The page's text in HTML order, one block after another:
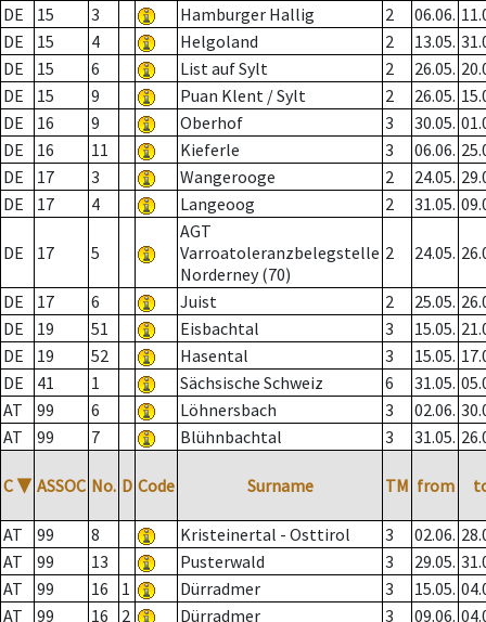
DE
15 3 Hamburger Hallig 2 06.06.
DE
15 4 Helgoland 2 13.05.
DE
15 6 List auf Sylt 2 26.05.
DE
15 9 Puan Klent / Sylt 2 26.05.
DE
16 9 Oberhof 3 30.05.
DE
16 11 Kieferle 3 06.06.
DE
17 3 Wangerooge 2 24.05.
DE
17 4 Langeoog 2 31.05.
DE 17 5
AGT
Varroatoleranzbelegstelle
Norderney (70)
2 24.05.
DE 17 6 Juist 2 25.05.
DE
19 51 Eisbachtal 3 15.05.
DE
19 52 Hasental 3 15.05.
DE
41 1 Sächsische Schweiz 6 31.05.
AT
99 6 Löhnersbach 3 02.06.
AT
99 7 Blühnbachtal 3 31.05.
C ▼ ASSOC No. D Code Surname TM from
AT 99 8 Kristeinertal - Osttirol 3 02.06.
AT
99 13 Pusterwald 3 29.05.
AT
99 16 1 Dürradmer 3 15.05.
AT
99 16 2 Dürradmer 3 09.06.